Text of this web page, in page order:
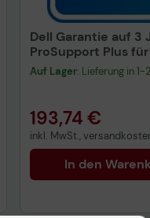
Dell Garantie auf 3
ProSupport Plus
5xxx
Auf Lager: Lieferung in
193,74 €
inkl. MwSt.,
In den